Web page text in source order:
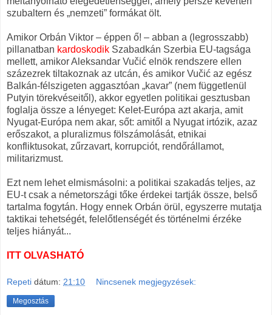
szubaltern és „nemzeti” formákat ölt.
Amikor Orbán Viktor – éppen ő! – abban a (legrosszabb)
pillanatban kardoskodik Szabadkán Szerbia EU-tagsága
mellett, amikor Aleksandar Vučić elnök rendszere ellen
százezrek tiltakoznak az utcán, és amikor Vučić az egész
Balkán-félszigeten aggasztóan „kavar” (nem függetlenül
Putyin törekvéseitől), akkor egyetlen politikai gesztusban
foglalja össze a lényeget: Kelet-Európa azt akarja, amit
Nyugat-Európa nem akar, sőt: amitől a Nyugat irtózik, azaz
erőszakot, a pluralizmus fölszámolását, etnikai
konfliktusokat, zűrzavart, korrupciót, rendőrállamot,
militarizmust.
Ezt nem lehet elmismásolni: a politikai szakadás teljes, az
EU-t csak a németországi tőke érdekei tartják össze, belső
tartalma fogytán. Hogy ennek Orbán örül, egyszerre mutatja
taktikai tehetségét, felelőtlenségét és történelmi érzéke
teljes hiányát...
ITT OLVASHATÓ
Repeti dátum: 21:10 Nincsenek megjegyzések:
Megosztás